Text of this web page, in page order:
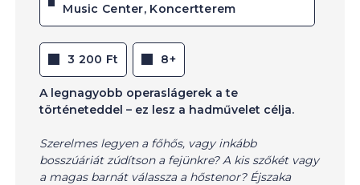
Music Center, Koncertterem
3 200 Ft 8+
A legnagyobb operaslágerek a te
történeteddel – ez lesz a hadművelet célja.
Szerelmes legyen a főhős, vagy inkább
bosszúáriát zúdítson a fejünkre? A kis szőkét vagy
a magas barnát válassza a hőstenor? Éjszaka